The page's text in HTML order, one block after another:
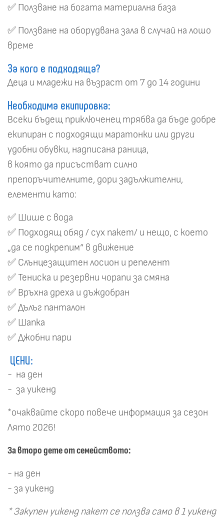
✅ Ползване на богата материална база
✅ Ползване на оборудвана зала в случай на лошо
време
За кого е подходяща?
Деца и младежи на възраст от 7 до 14 години
Необходима екипировка:
Всеки бъдещ приключенец трябва да бъде добре
екипиран с подходящи маратонки или други
удобни обувки, надписана раница,
в която да присъстват силно
препоръчителните, дори задължителни,
елементи като:
✅ Шише с вода
✅ Подходящ обяд / сух пакет/ и нещо, с което
„да се подкрепим“ в движение
✅ Слънцезащитен лосион и репелент
✅ Тениска и резервни чорапи за смяна
✅ Връхна дреха и дъждобран
✅ Дълъг панталон
✅ Шапка
✅ Джобни пари
ЦЕНИ:
- на ден
- за уикенд
*очаквайте скоро повече информация за сезон
Лято 2026!
За второ дете от семейството:
- на ден
- за уикенд
* Закупен уикенд пакет се ползва само в 1 уикенд